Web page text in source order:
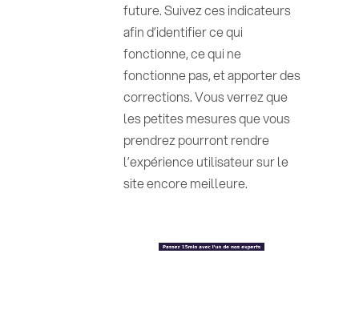
future. Suivez ces indicateurs
afin d’identifier ce qui
fonctionne, ce qui ne
fonctionne pas, et apporter des
corrections. Vous verrez que
les petites mesures que vous
prendrez pourront rendre
l’expérience utilisateur sur le
site encore meilleure.